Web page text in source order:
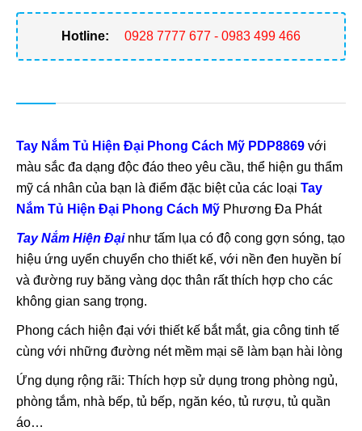
Hotline: 0928 7777 677 - 0983 499 466
Tay Nắm Tủ Hiện Đại Phong Cách Mỹ PDP8869 với
màu sắc đa dạng độc đáo theo yêu cầu, thể hiện gu thẩm
mỹ cá nhân của bạn là điểm đặc biệt của các loại Tay
Nắm Tủ Hiện Đại Phong Cách Mỹ Phương Đa Phát
Tay Nắm Hiện Đạinhư tấm lụa có độ cong gợn sóng, tạo
hiệu ứng uyển chuyển cho thiết kế, với nền đen huyền bí
và đường ruy băng vàng dọc thân rất thích hợp cho các
không gian sang trọng.
Phong cách hiện đại với thiết kế bắt mắt, gia công tinh tế
cùng với những đường nét mềm mại sẽ làm bạn hài lòng
Ứng dụng rộng rãi: Thích hợp sử dụng trong phòng ngủ,
phòng tắm, nhà bếp, tủ bếp, ngăn kéo, tủ rượu, tủ quần
áo…